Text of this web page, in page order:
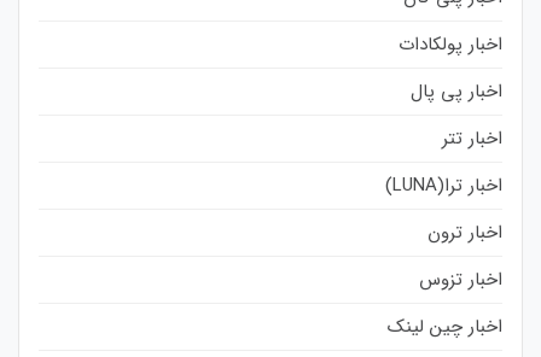
اخبار پولکادات
اخبار پی پال
اخبار تتر
اخبار ترا(LUNA)
اخبار ترون
اخبار تزوس
اخبار چین لینک